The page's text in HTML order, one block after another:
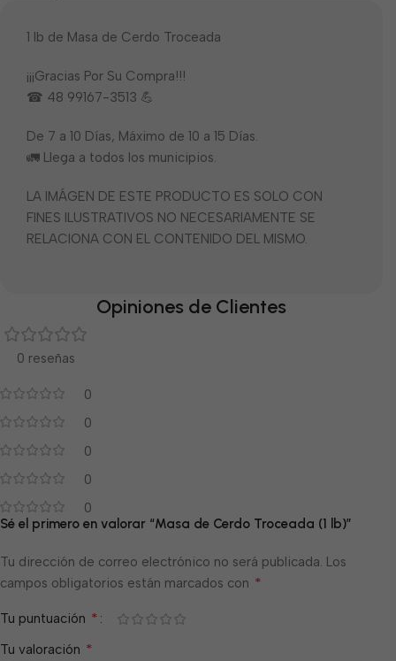
1 lb de Masa de Cerdo Troceada
¡¡¡Gracias Por Su Compra!!!
☎ 48 99167-3513 💪
De 7 a 10 Días, Máximo de 10 a 15 Días.
🚛 Llega a todos los municipios.
LA IMÁGEN DE ESTE PRODUCTO ES SOLO CON
FINES ILUSTRATIVOS NO NECESARIAMENTE SE
RELACIONA CON EL CONTENIDO DEL MISMO.
Opiniones de Clientes
0 reseñas
0
0
0
0
0
Sé el primero en valorar “Masa de Cerdo Troceada (1 lb)”
Tu dirección de correo electrónico no será publicada. Los
campos obligatorios están marcados con *
Tu puntuación *
Tu valoración *